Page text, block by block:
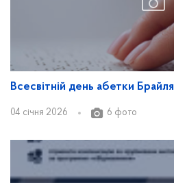
Всесвітній день абетки Брайля
04 січня 2026 6 фото